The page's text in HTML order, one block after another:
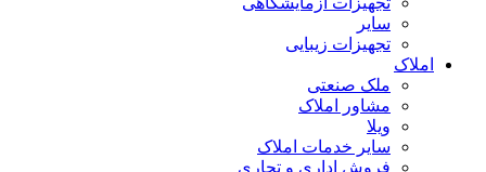
سایر
تجهیزات زیبایی
املاک
ملک صنعتی
مشاور املاک
ویلا
سایر خدمات املاک
فروش اداری و تجاری